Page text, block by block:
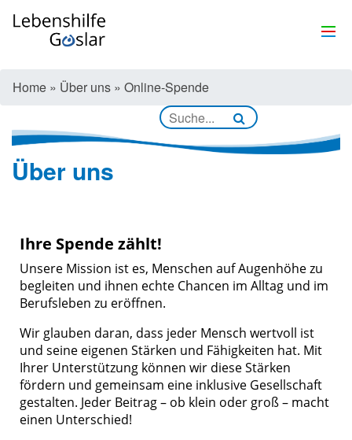
Home » Über uns » Online-Spende
Über uns
Ihre Spende zählt!
Unsere Mission ist es, Menschen auf Augenhöhe zu
begleiten und ihnen echte Chancen im Alltag und im
Berufsleben zu eröffnen.
Wir glauben daran, dass jeder Mensch wertvoll ist
und seine eigenen Stärken und Fähigkeiten hat. Mit
Ihrer Unterstützung können wir diese Stärken
fördern und gemeinsam eine inklusive Gesellschaft
gestalten. Jeder Beitrag – ob klein oder groß – macht
einen Unterschied!